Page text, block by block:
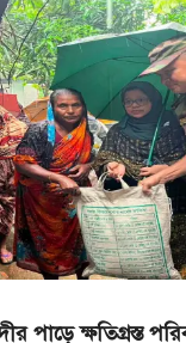
পাড়ে ক্ষতিগ্রস্ত